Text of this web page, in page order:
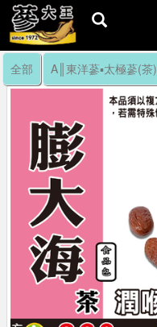
全部 A║東洋蔘▪太極蔘(茶)